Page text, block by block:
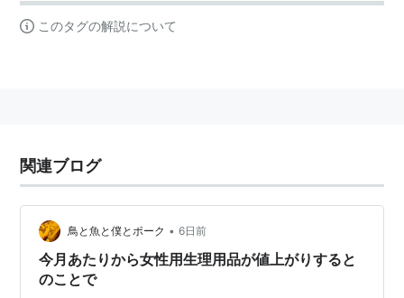
このタグの解説について
関連ブログ
鳥と魚と僕とポーク • 6日前
今月あたりから女性用生理用品が値上がりすると
のことで